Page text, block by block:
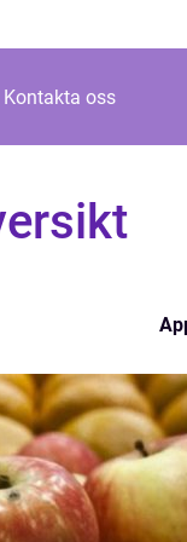
Kontakta oss